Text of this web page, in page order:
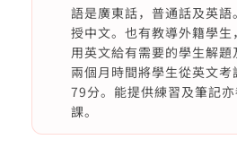
語是廣東話，普通話及英
授中文。也有教導外籍學
用英文給有需要的學生解
兩個月時間將學生從英文
79分。能提供練習及筆記
課。